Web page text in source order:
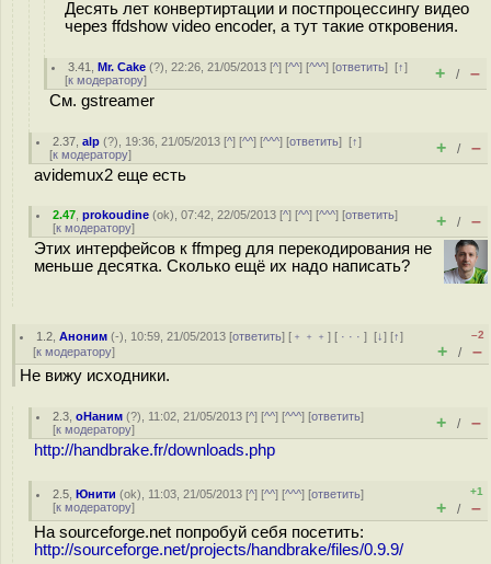
Десять лет конвертиртации и постпроцессингу видео
через ffdshow video encoder, а тут такие откровения.
3.41 ,Mr. Cake (?), 22:26, 21/05/2013 [^] [^^] [^^^] [ответить][↑]
[к модератору] + / –
См. gstreamer
2.37 ,alp (?), 19:36, 21/05/2013 [^] [^^] [^^^] [ответить][↑]
[к модератору] + / –
avidemux2 еще есть
2.47 ,prokoudine (ok), 07:42, 22/05/2013 [^] [^^] [^^^] [ответить]
[к модератору] + / –
Этих интерфейсов к ffmpeg для перекодирования не
меньше десятка. Сколько ещё их надо написать?
1.2 ,Аноним (-), 10:59, 21/05/2013 [ответить] [ ﹢﹢﹢] [ · · ·][↓] [↑]
[к модератору]
–2
+ / –
Не вижу исходники.
2.3 ,оНаним (?), 11:02, 21/05/2013 [^] [^^] [^^^] [ответить]
[к модератору] + / –
http://handbrake.fr/downloads.php
2.5 ,Юнити (ok), 11:03, 21/05/2013 [^] [^^] [^^^] [ответить]
[к модератору]
+1
+ / –
На sourceforge.net попробуй себя посетить:
http://sourceforge.net/projects/handbrake/files/0.9.9/